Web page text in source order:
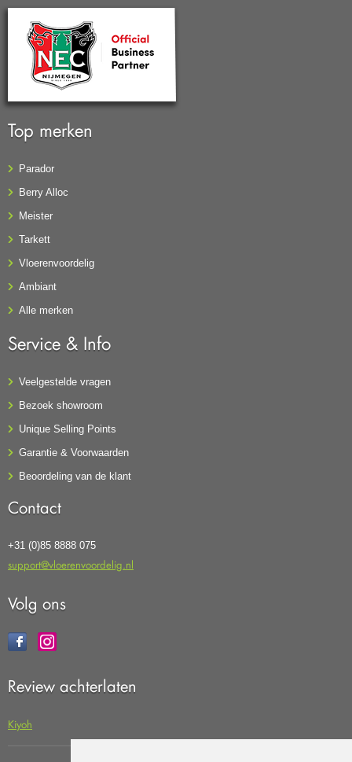
Top merken
Parador
Berry Alloc
Meister
Tarkett
Vloerenvoordelig
Ambiant
Alle merken
Service & Info
Veelgestelde vragen
Bezoek showroom
Unique Selling Points
Garantie & Voorwaarden
Beoordeling van de klant
Contact
+31 (0)85 8888 075
support@vloerenvoordelig.nl
Volg ons
Review achterlaten
Kiyoh